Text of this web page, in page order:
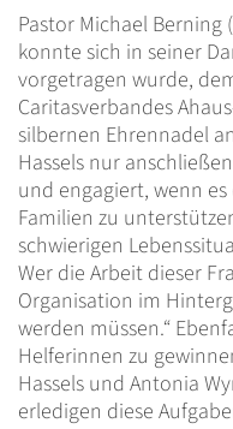
Pastor Michael Berning
konnte sich in seiner
vorgetragen wurde,
Caritasverbandes
silbernen Ehrennadel
Hassels nur
und engagiert, wenn
Familien zu
schwierigen
Wer die Arbeit dieser
Organisation im
werden müssen.“
Helferinnen zu
Hassels und Antonia
erledigen diese